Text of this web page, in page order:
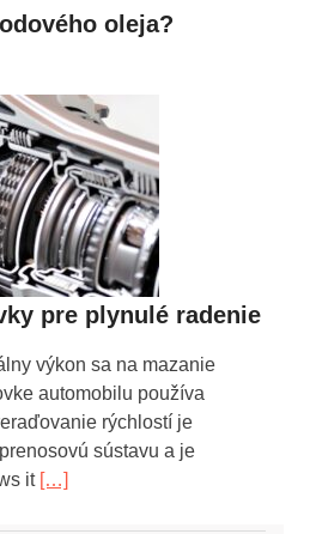
oleja?
pre plynulé radenie
výkon sa na mazanie
automobilu používa
rýchlostí je
sústavu a je
it […]